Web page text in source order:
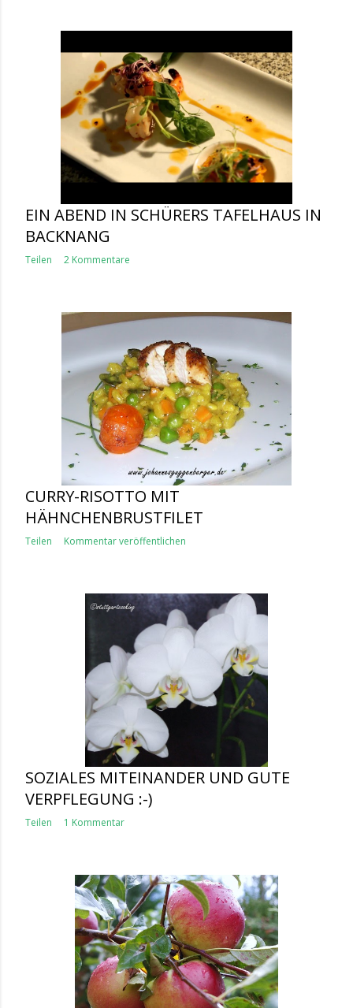
EIN ABEND IN SCHÜRERS TAFELHAUS IN
BACKNANG
Teilen 2 Kommentare
CURRY-RISOTTO MIT
HÄHNCHENBRUSTFILET
Teilen Kommentar veröffentlichen
SOZIALES MITEINANDER UND GUTE
VERPFLEGUNG :-)
Teilen 1 Kommentar